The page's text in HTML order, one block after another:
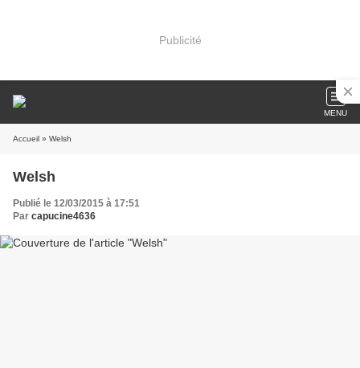
Publicité
MENU
Accueil » Welsh
Welsh
Publié le 12/03/2015 à 17:51
Par capucine4636